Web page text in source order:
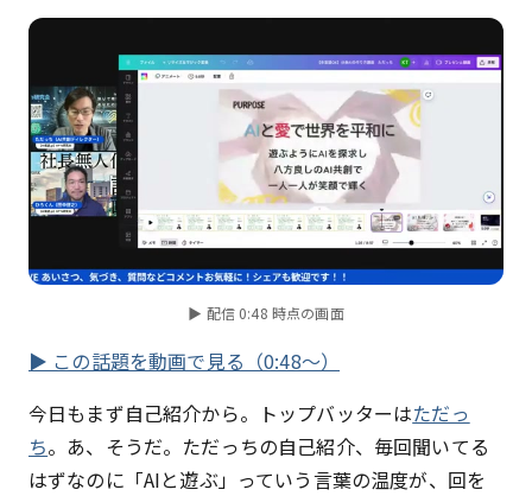
▶ 配信 0:48 時点の画面
▶ この話題を動画で見る（0:48〜）
今日もまず自己紹介から。トップバッターはただっ
ち。あ、そうだ。ただっちの自己紹介、毎回聞いてる
はずなのに「AIと遊ぶ」っていう言葉の温度が、回を